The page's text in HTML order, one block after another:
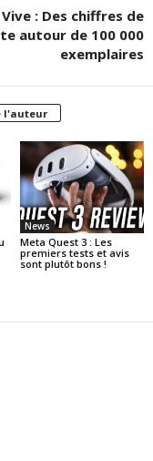
Vive : Des chiffres de
autour de 100 000
exemplaires
l'auteur
News
Meta Quest 3 : Les
premiers tests et avis
sont plutôt bons !